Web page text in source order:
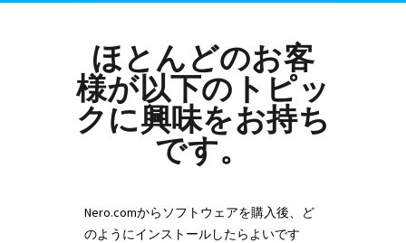
ほとんどのお客
様が以下のトピッ
クに興味をお持ち
です。
Nero.comからソフトウェアを購入後、ど
のようにインストールしたらよいです